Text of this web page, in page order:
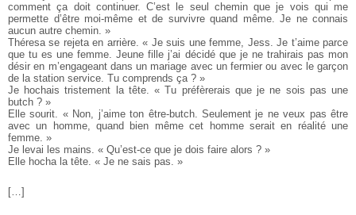
comment ça doit continuer. C’est le seul chemin que je vois qui me
permette d’être moi-même et de survivre quand même. Je ne connais
aucun autre chemin. »
Théresa se rejeta en arrière. « Je suis une femme, Jess. Je t’aime parce
que tu es une femme. Jeune fille j’ai décidé que je ne trahirais pas mon
désir en m’engageant dans un mariage avec un fermier ou avec le garçon
de la station service. Tu comprends ça ? »
Je hochais tristement la tête. « Tu préfèrerais que je ne sois pas une
butch ? »
Elle sourit. « Non, j’aime ton être-butch. Seulement je ne veux pas être
avec un homme, quand bien même cet homme serait en réalité une
femme. »
Je levai les mains. « Qu’est-ce que je dois faire alors ? »
Elle hocha la tête. « Je ne sais pas. »
[…]